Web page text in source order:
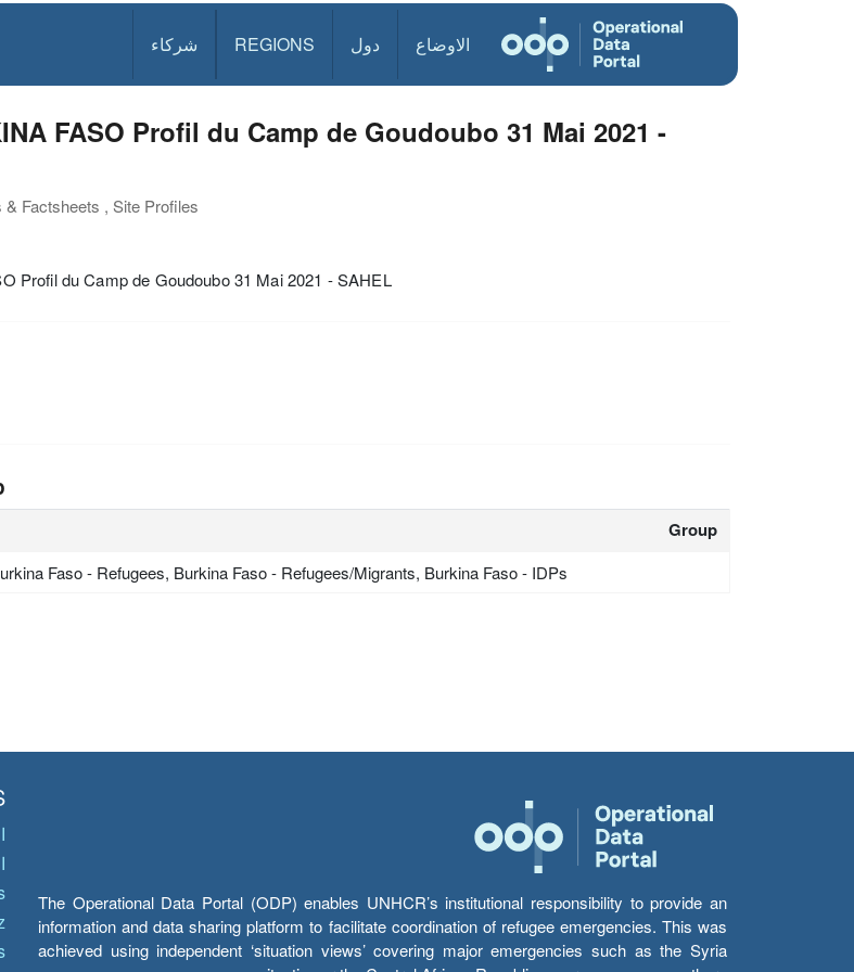
الاوضاع دول REGIONS شركاء
FASO Profil du Camp de Goudoubo 31 Mai 2021 -
& Factsheets , Site Profiles
Profil du Camp de Goudoubo 31 Mai 2021 - SAHEL
Group
Faso - Refugees, Burkina Faso - Refugees/Migrants, Burkina Faso - IDPs
The Operational Data Portal (ODP) enables UNHCR’s institutional responsibility to provide an
information and data sharing platform to facilitate coordination of refugee emergencies. This was
achieved using independent ‘situation views’ covering major emergencies such as the Syria